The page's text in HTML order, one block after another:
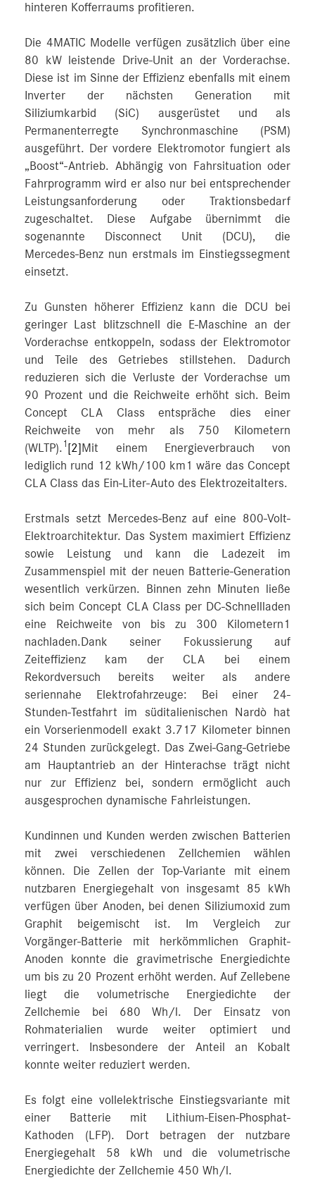
hinteren Kofferraums profitieren.
Die 4MATIC Modelle verfügen zusätzlich über eine
80 kW leistende Drive-Unit an der Vorderachse.
Diese ist im Sinne der Effizienz ebenfalls mit einem
Inverter der nächsten Generation mit
Siliziumkarbid (SiC) ausgerüstet und als
Permanenterregte Synchronmaschine (PSM)
ausgeführt. Der vordere Elektromotor fungiert als
„Boost“-Antrieb. Abhängig von Fahrsituation oder
Fahrprogramm wird er also nur bei entsprechender
Leistungsanforderung oder Traktionsbedarf
zugeschaltet. Diese Aufgabe übernimmt die
sogenannte Disconnect Unit (DCU), die
Mercedes‑Benz nun erstmals im Einstiegssegment
einsetzt.
Zu Gunsten höherer Effizienz kann die DCU bei
geringer Last blitzschnell die E-Maschine an der
Vorderachse entkoppeln, sodass der Elektromotor
und Teile des Getriebes stillstehen. Dadurch
reduzieren sich die Verluste der Vorderachse um
90 Prozent und die Reichweite erhöht sich. Beim
Concept CLA Class entspräche dies einer
Reichweite von mehr als 750 Kilometern
(WLTP). 1 [2] Mit einem Energieverbrauch von
lediglich rund 12 kWh/100 km1 wäre das Concept
CLA Class das Ein-Liter-Auto des Elektrozeitalters.
Erstmals setzt Mercedes-Benz auf eine 800-Volt-
Elektroarchitektur. Das System maximiert Effizienz
sowie Leistung und kann die Ladezeit im
Zusammenspiel mit der neuen Batterie-Generation
wesentlich verkürzen. Binnen zehn Minuten ließe
sich beim Concept CLA Class per DC-Schnellladen
eine Reichweite von bis zu 300 Kilometern1
nachladen.Dank seiner Fokussierung auf
Zeiteffizienz kam der CLA bei einem
Rekordversuch bereits weiter als andere
seriennahe Elektrofahrzeuge: Bei einer 24-
Stunden-Testfahrt im süditalienischen Nardò hat
ein Vorserienmodell exakt 3.717 Kilometer binnen
24 Stunden zurückgelegt. Das Zwei-Gang-Getriebe
am Hauptantrieb an der Hinterachse trägt nicht
nur zur Effizienz bei, sondern ermöglicht auch
ausgesprochen dynamische Fahrleistungen.
Kundinnen und Kunden werden zwischen Batterien
mit zwei verschiedenen Zellchemien wählen
können. Die Zellen der Top-Variante mit einem
nutzbaren Energiegehalt von insgesamt 85 kWh
verfügen über Anoden, bei denen Siliziumoxid zum
Graphit beigemischt ist. Im Vergleich zur
Vorgänger-Batterie mit herkömmlichen Graphit-
Anoden konnte die gravimetrische Energiedichte
um bis zu 20 Prozent erhöht werden. Auf Zellebene
liegt die volumetrische Energiedichte der
Zellchemie bei 680 Wh/l. Der Einsatz von
Rohmaterialien wurde weiter optimiert und
verringert. Insbesondere der Anteil an Kobalt
konnte weiter reduziert werden.
Es folgt eine vollelektrische Einstiegsvariante mit
einer Batterie mit Lithium-Eisen-Phosphat-
Kathoden (LFP). Dort betragen der nutzbare
Energiegehalt 58 kWh und die volumetrische
Energiedichte der Zellchemie 450 Wh/l.